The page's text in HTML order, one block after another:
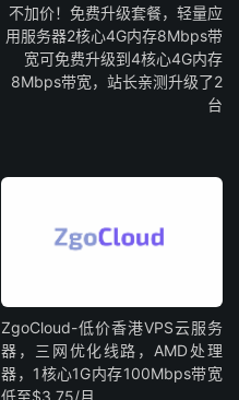
不加价！免费升级套餐，轻量应
用服务器2核心4G内存8Mbps带
宽可免费升级到4核心4G内存
8Mbps带宽，站长亲测升级了2
台
ZgoCloud-低价香港VPS云服务
器，三网优化线路，AMD处理
器，1核心1G内存100Mbps带宽